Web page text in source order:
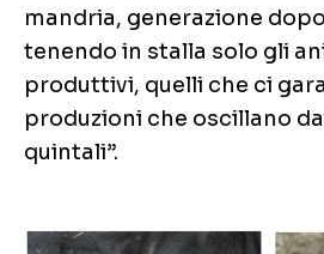
mandria, generazione
tenendo in stalla solo gli
produttivi, quelli che ci
produzioni che oscillano
quintali”.